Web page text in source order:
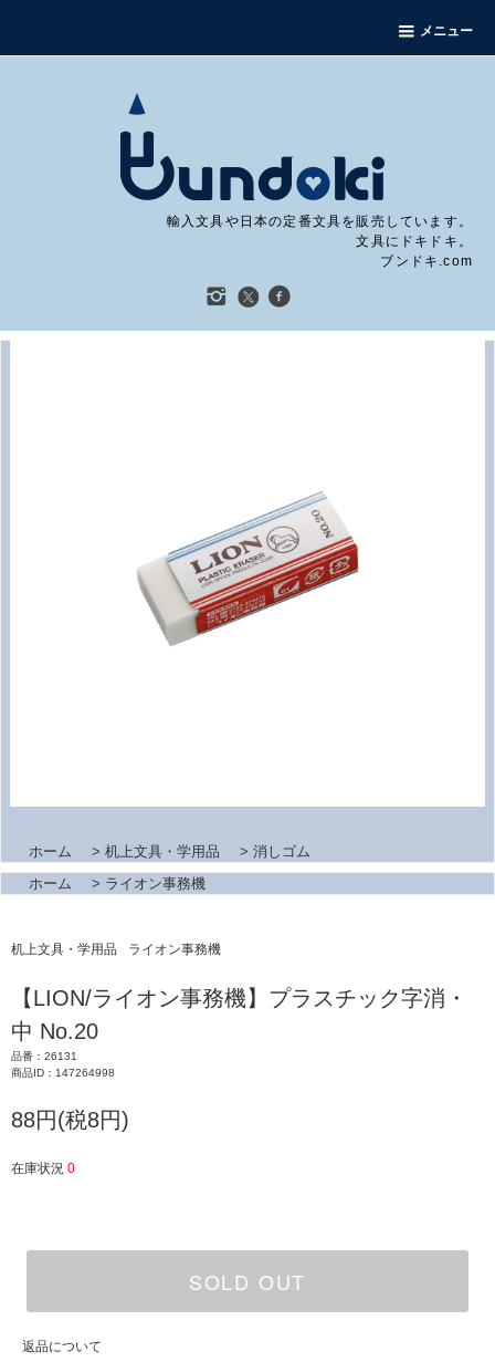
メニュー
輸入文具や日本の定番文具を販売しています。
文具にドキドキ。
ブンドキ.com
ホーム > 机上文具・学用品 > 消しゴム
ホーム
> ライオン事務機
机上文具・学用品 ライオン事務機
【LION/ライオン事務機】プラスチック字消・
中 No.20
品番：26131
商品ID：147264998
88円(税8円)
在庫状況 0
SOLD OUT
返品について